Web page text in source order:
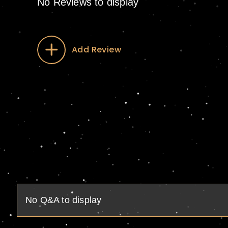
Add Review
No Q&A to display